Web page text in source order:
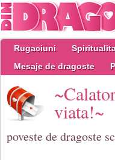
Rugaciuni
Mesaje de dragoste
viata!~
poveste de dragoste